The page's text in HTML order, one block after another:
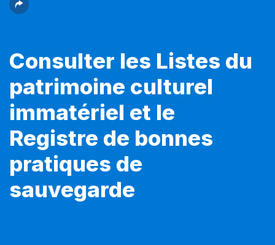
Consulter les Listes du
patrimoine culturel
immatériel et le
Registre de bonnes
pratiques de
sauvegarde